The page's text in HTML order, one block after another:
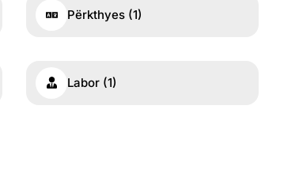
Përkthyes (1)
Labor (1)